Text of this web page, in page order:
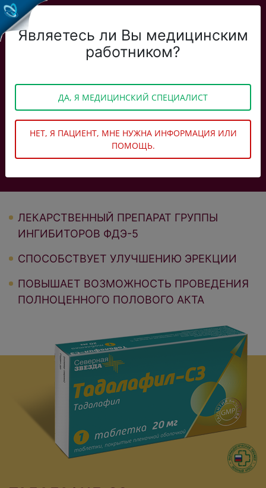
ДЛЯ ЛЕЧЕНИЯ НАРУШЕНИЙ ЭРЕКЦИИ
О препарате
Показания
ЛЕКАРСТВЕННЫЙ ПРЕПАРАТ ГРУППЫ
ИНГИБИТОРОВ ФДЭ-5
СПОСОБСТВУЕТ УЛУЧШЕНИЮ ЭРЕКЦИИ
ПОВЫШАЕТ ВОЗМОЖНОСТЬ ПРОВЕДЕНИЯ
ПОЛНОЦЕННОГО ПОЛОВОГО АКТА
Являетесь ли Вы медицинским
работником?
ДА, Я МЕДИЦИНСКИЙ СПЕЦИАЛИСТ
НЕТ, Я ПАЦИЕНТ, МНЕ НУЖНА ИНФОРМАЦИЯ ИЛИ
ПОМОЩЬ.